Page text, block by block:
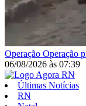
Operação Operação
06/08/2026 às 07:39
Últimas Notícias
RN